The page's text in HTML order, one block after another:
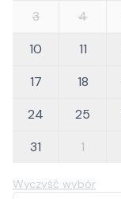
3
4
10
11
17
18
24
25
31
1
Wyczyść wybór